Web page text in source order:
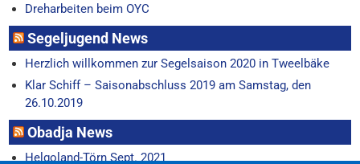
Dreharbeiten beim OYC
Segeljugend News
Herzlich willkommen zur Segelsaison 2020 in Tweelbäke
Klar Schiff – Saisonabschluss 2019 am Samstag, den
26.10.2019
Obadja News
Helgoland-Törn Sept. 2021